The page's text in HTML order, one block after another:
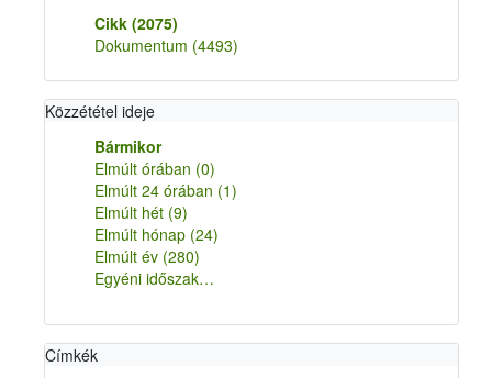
Cikk (2075)
Dokumentum (4493)
Közzététel ideje
Bármikor
Elmúlt órában (0)
Elmúlt 24 órában (1)
Elmúlt hét (9)
Elmúlt hónap (24)
Elmúlt év (280)
Egyéni időszak…
Címkék